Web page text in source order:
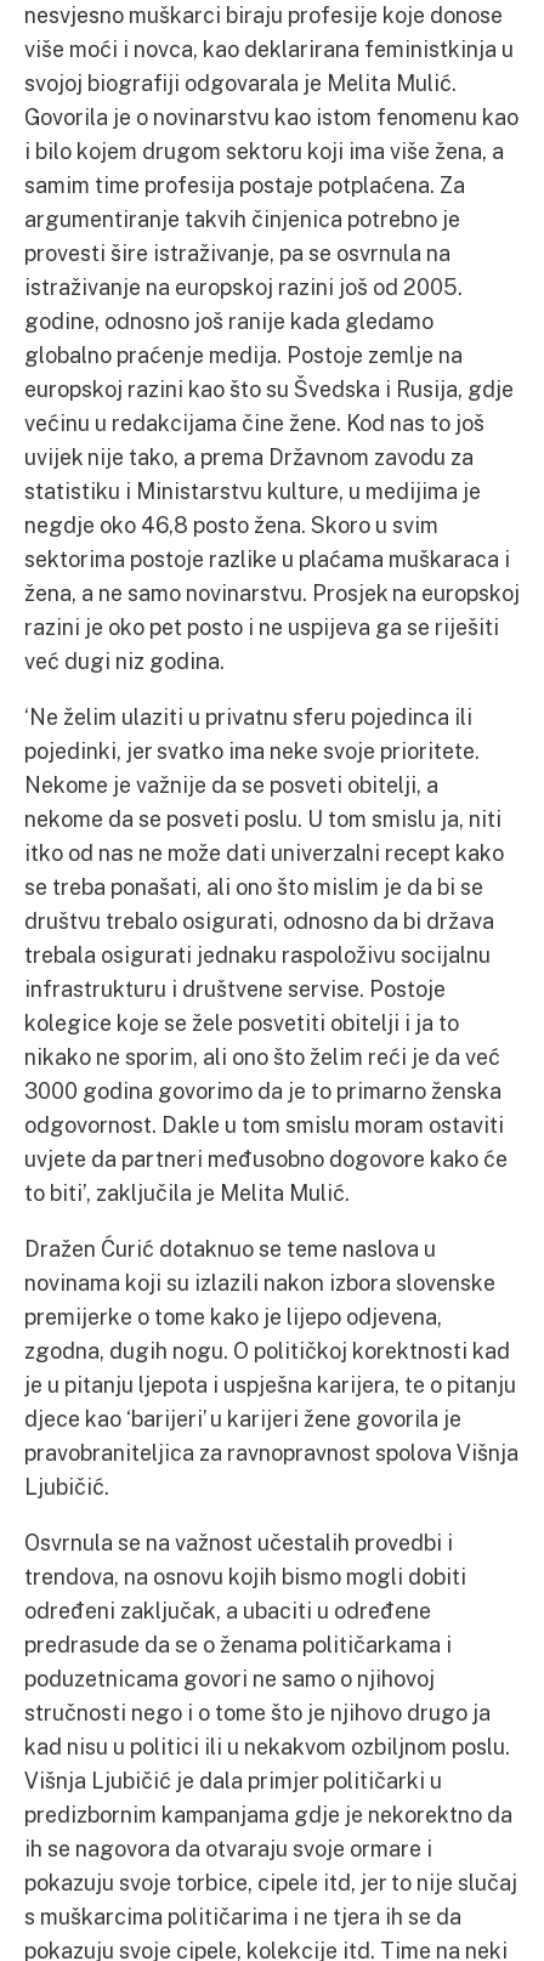
nesvjesno muškarci biraju profesije koje donose
više moći i novca, kao deklarirana feministkinja u
svojoj biografiji odgovarala je Melita Mulić.
Govorila je o novinarstvu kao istom fenomenu kao
i bilo kojem drugom sektoru koji ima više žena, a
samim time profesija postaje potplaćena. Za
argumentiranje takvih činjenica potrebno je
provesti šire istraživanje, pa se osvrnula na
istraživanje na europskoj razini još od 2005.
godine, odnosno još ranije kada gledamo
globalno praćenje medija. Postoje zemlje na
europskoj razini kao što su Švedska i Rusija, gdje
većinu u redakcijama čine žene. Kod nas to još
uvijek nije tako, a prema Državnom zavodu za
statistiku i Ministarstvu kulture, u medijima je
negdje oko 46,8 posto žena. Skoro u svim
sektorima postoje razlike u plaćama muškaraca i
žena, a ne samo novinarstvu. Prosjek na europskoj
razini je oko pet posto i ne uspijeva ga se riješiti
već dugi niz godina.
‘Ne želim ulaziti u privatnu sferu pojedinca ili
pojedinki, jer svatko ima neke svoje prioritete.
Nekome je važnije da se posveti obitelji, a
nekome da se posveti poslu. U tom smislu ja, niti
itko od nas ne može dati univerzalni recept kako
se treba ponašati, ali ono što mislim je da bi se
društvu trebalo osigurati, odnosno da bi država
trebala osigurati jednaku raspoloživu socijalnu
infrastrukturu i društvene servise. Postoje
kolegice koje se žele posvetiti obitelji i ja to
nikako ne sporim, ali ono što želim reći je da već
3000 godina govorimo da je to primarno ženska
odgovornost. Dakle u tom smislu moram ostaviti
uvjete da partneri međusobno dogovore kako će
to biti’, zaključila je Melita Mulić.
Dražen Ćurić dotaknuo se teme naslova u
novinama koji su izlazili nakon izbora slovenske
premijerke o tome kako je lijepo odjevena,
zgodna, dugih nogu. O političkoj korektnosti kad
je u pitanju ljepota i uspješna karijera, te o pitanju
djece kao ‘barijeri’ u karijeri žene govorila je
pravobraniteljica za ravnopravnost spolova Višnja
Ljubičić.
Osvrnula se na važnost učestalih provedbi i
trendova, na osnovu kojih bismo mogli dobiti
određeni zaključak, a ubaciti u određene
predrasude da se o ženama političarkama i
poduzetnicama govori ne samo o njihovoj
stručnosti nego i o tome što je njihovo drugo ja
kad nisu u politici ili u nekakvom ozbiljnom poslu.
Višnja Ljubičić je dala primjer političarki u
predizbornim kampanjama gdje je nekorektno da
ih se nagovora da otvaraju svoje ormare i
pokazuju svoje torbice, cipele itd, jer to nije slučaj
s muškarcima političarima i ne tjera ih se da
pokazuju svoje cipele, kolekcije itd. Time na neki